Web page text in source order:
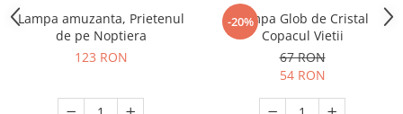
Lampa amuzanta, Prietenul
de pe Noptiera
123 RON
-20%
Lampa Glob de Cristal
Copacul Vietii
67 RON
54 RON